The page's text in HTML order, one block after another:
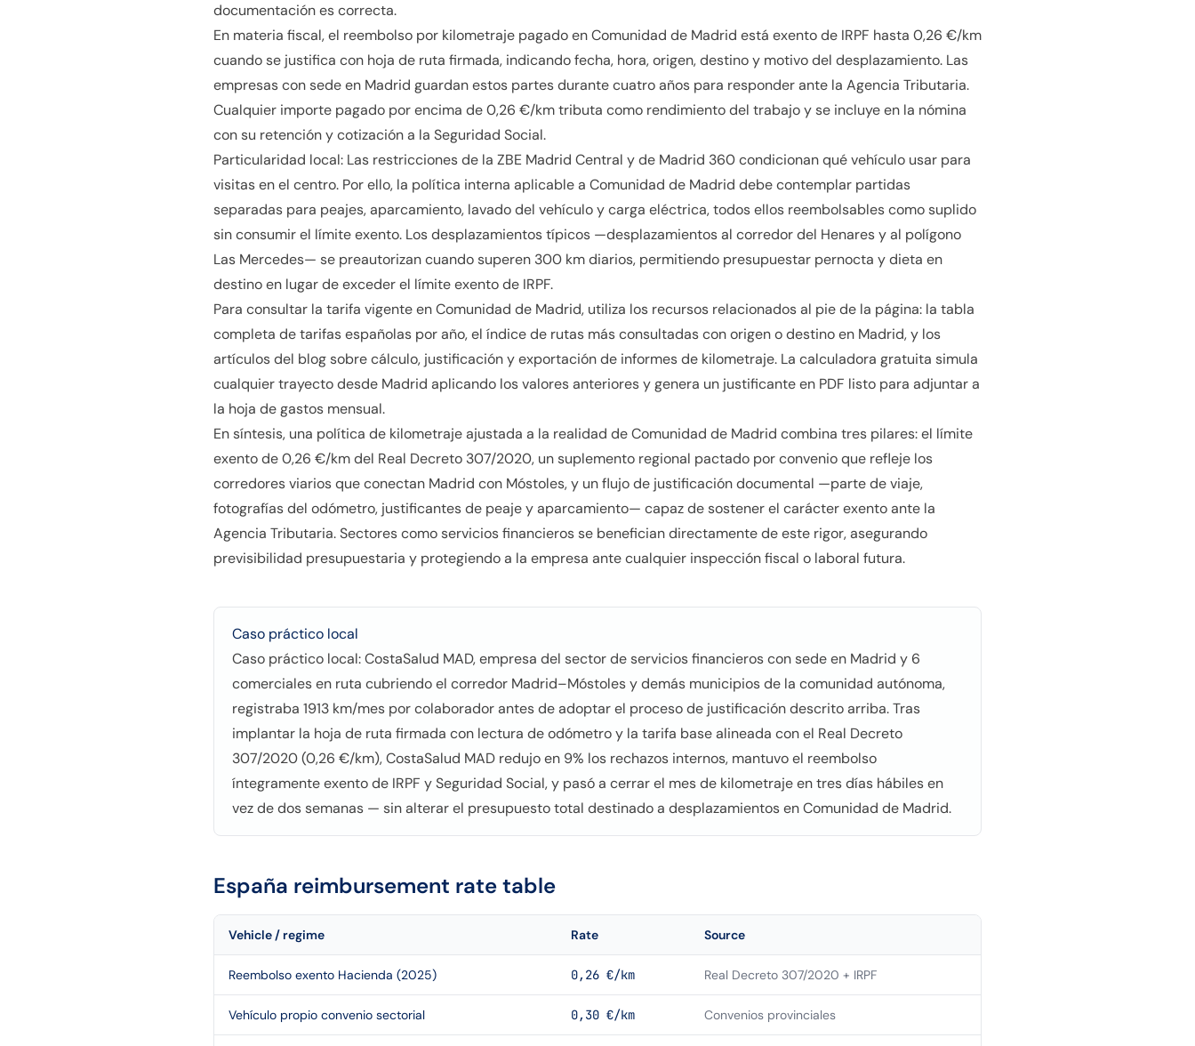
documentación es correcta.
En materia fiscal, el reembolso por kilometraje pagado en Comunidad de Madrid está exento de IRPF hasta 0,26 €/km
cuando se justifica con hoja de ruta firmada, indicando fecha, hora, origen, destino y motivo del desplazamiento. Las
empresas con sede en Madrid guardan estos partes durante cuatro años para responder ante la Agencia Tributaria.
Cualquier importe pagado por encima de 0,26 €/km tributa como rendimiento del trabajo y se incluye en la nómina
con su retención y cotización a la Seguridad Social.
Particularidad local: Las restricciones de la ZBE Madrid Central y de Madrid 360 condicionan qué vehículo usar para
visitas en el centro. Por ello, la política interna aplicable a Comunidad de Madrid debe contemplar partidas
separadas para peajes, aparcamiento, lavado del vehículo y carga eléctrica, todos ellos reembolsables como suplido
sin consumir el límite exento. Los desplazamientos típicos —desplazamientos al corredor del Henares y al polígono
Las Mercedes— se preautorizan cuando superen 300 km diarios, permitiendo presupuestar pernocta y dieta en
destino en lugar de exceder el límite exento de IRPF.
Para consultar la tarifa vigente en Comunidad de Madrid, utiliza los recursos relacionados al pie de la página: la tabla
completa de tarifas españolas por año, el índice de rutas más consultadas con origen o destino en Madrid, y los
artículos del blog sobre cálculo, justificación y exportación de informes de kilometraje. La calculadora gratuita simula
cualquier trayecto desde Madrid aplicando los valores anteriores y genera un justificante en PDF listo para adjuntar a
la hoja de gastos mensual.
En síntesis, una política de kilometraje ajustada a la realidad de Comunidad de Madrid combina tres pilares: el límite
exento de 0,26 €/km del Real Decreto 307/2020, un suplemento regional pactado por convenio que refleje los
corredores viarios que conectan Madrid con Móstoles, y un flujo de justificación documental —parte de viaje,
fotografías del odómetro, justificantes de peaje y aparcamiento— capaz de sostener el carácter exento ante la
Agencia Tributaria. Sectores como servicios financieros se benefician directamente de este rigor, asegurando
previsibilidad presupuestaria y protegiendo a la empresa ante cualquier inspección fiscal o laboral futura.
Caso práctico local
Caso práctico local: CostaSalud MAD, empresa del sector de servicios financieros con sede en Madrid y 6
comerciales en ruta cubriendo el corredor Madrid–Móstoles y demás municipios de la comunidad autónoma,
registraba 1913 km/mes por colaborador antes de adoptar el proceso de justificación descrito arriba. Tras
implantar la hoja de ruta firmada con lectura de odómetro y la tarifa base alineada con el Real Decreto
307/2020 (0,26 €/km), CostaSalud MAD redujo en 9% los rechazos internos, mantuvo el reembolso
íntegramente exento de IRPF y Seguridad Social, y pasó a cerrar el mes de kilometraje en tres días hábiles en
vez de dos semanas — sin alterar el presupuesto total destinado a desplazamientos en Comunidad de Madrid.
España reimbursement rate table
Vehicle / regime Rate Source
Reembolso exento Hacienda (2025) 0,26 €/km Real Decreto 307/2020 + IRPF
Vehículo propio convenio sectorial 0,30 €/km Convenios provinciales